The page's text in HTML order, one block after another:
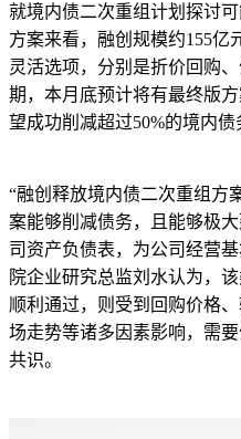
就境内债二次重组计划探讨
方案来看，融创规模约155亿
灵活选项，分别是折价回购
期，本月底预计将有最终版
望成功削减超过50%的境内债
“融创释放境内债二次重组方
案能够削减债务，且能够极
司资产负债表，为公司经营
院企业研究总监刘水认为，
顺利通过，则受到回购价格
场走势等诸多因素影响，需
共识。